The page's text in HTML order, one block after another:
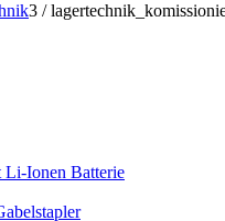
3 /
Li-Ionen Batterie